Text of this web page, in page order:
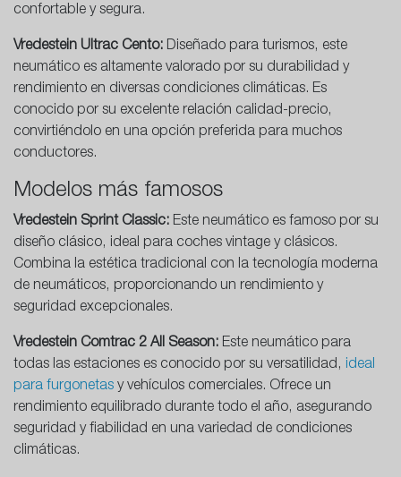
confortable y segura.
Vredestein Ultrac Cento: Diseñado para turismos, este
neumático es altamente valorado por su durabilidad y
rendimiento en diversas condiciones climáticas. Es
conocido por su excelente relación calidad-precio,
convirtiéndolo en una opción preferida para muchos
conductores.
Modelos más famosos
Vredestein Sprint Classic: Este neumático es famoso por su
diseño clásico, ideal para coches vintage y clásicos.
Combina la estética tradicional con la tecnología moderna
de neumáticos, proporcionando un rendimiento y
seguridad excepcionales.
Vredestein Comtrac 2 All Season: Este neumático para
todas las estaciones es conocido por su versatilidad, ideal
para furgonetas y vehículos comerciales. Ofrece un
rendimiento equilibrado durante todo el año, asegurando
seguridad y fiabilidad en una variedad de condiciones
climáticas.